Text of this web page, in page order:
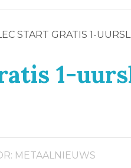
START GRATIS 1-
1-
METAALNIEUWS